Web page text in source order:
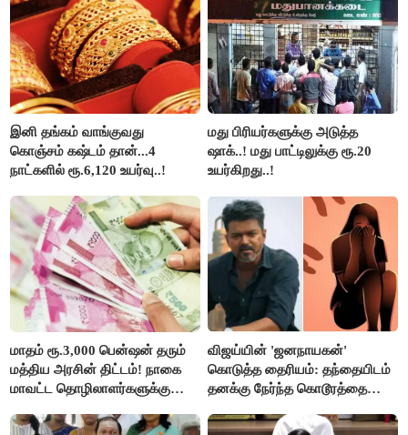
தாகூர்..!!
இனி தங்கம் வாங்குவது
கொஞ்சம் கஷ்டம் தான்...4
நாட்களில் ரூ.6,120 உயர்வு..!
மது பிரியர்களுக்கு அடுத்த
ஷாக்..! மது பாட்டிலுக்கு ரூ.20
உயர்கிறது..!
மாதம் ரூ.3,000 பென்ஷன் தரும்
மத்திய அரசின் திட்டம்! நாகை
மாவட்ட தொழிலாளர்களுக்கு
செய்தி!
விஜய்யின் 'ஜனநாயகன்'
கொடுத்த தைரியம்: தந்தையிடம்
தனக்கு நேர்ந்த கொடூரத்தை